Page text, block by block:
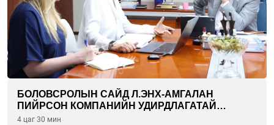
БОЛОВСРОЛЫН САЙД Л.ЭНХ-АМГАЛАН
ПИЙРСОН КОМПАНИЙН УДИРДЛАГАТАЙ
УУЛЗЛАА
4 цаг 30 мин